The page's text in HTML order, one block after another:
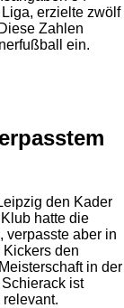
erzielte zwölf
Zahlen
ein.
den Kader
hatte die
verpasste aber in
den
in der
ist